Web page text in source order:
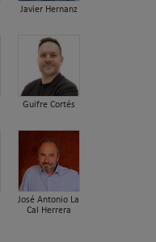
Javier Hernanz
Guifre Cortés
José Antonio La
Cal Herrera